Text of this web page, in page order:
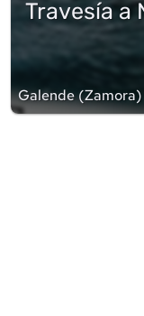
Travesía a
Galende(Zamora)